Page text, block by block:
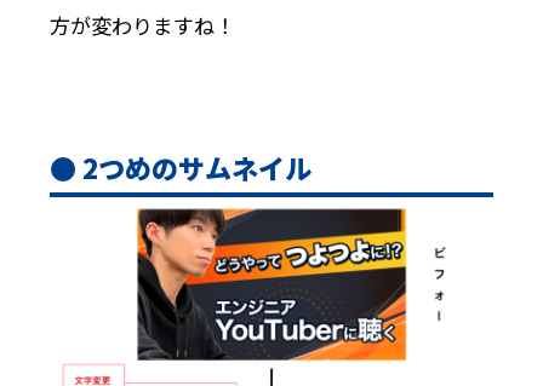
方が変わりますね！
● 2つめのサムネイル